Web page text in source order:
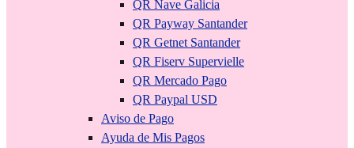
QR Nave Galicia
QR Payway Santander
QR Getnet Santander
QR Fiserv Supervielle
QR Mercado Pago
QR Paypal USD
Aviso de Pago
Ayuda de Mis Pagos